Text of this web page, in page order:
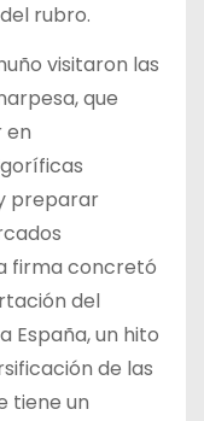
rubro.
visitaron las
que
en
preparar
firma concretó
del
España, un hito
de las
tiene un